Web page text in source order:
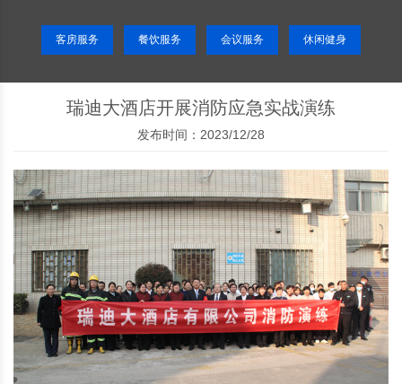
客房服务 餐饮服务 会议服务 休闲健身
瑞迪大酒店开展消防应急实战演练
发布时间：2023/12/28